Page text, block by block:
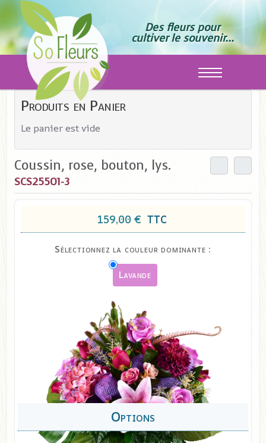
Des fleurs pour
cultiver le souvenir...
Off-Canvas
Coussin, rose, bouton, lys.
SCS25501-3
159,00 € TTC
Sélectionnez la couleur dominante :
Lavande
Produits en Panier
Le panier est vide